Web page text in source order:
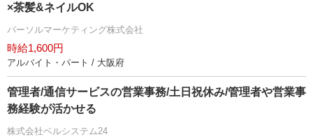
×茶髪&ネイルOK
パーソルマーケティング株式会社
時給1,600円
アルバイト・パート / 大阪府
管理者/通信サービスの営業事務/土日祝休み/管理者や営業事
務経験が活かせる
株式会社ベルシステム24